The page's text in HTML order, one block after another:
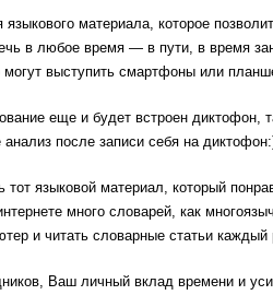
материала, которое
в любое время — в пути, в время
могут выступить смартфоны или
еще и будет встроен
после записи себя на
языковой материал, который
много словарей, как
и читать словарные статьи каждый
Ваш личный вклад времени и